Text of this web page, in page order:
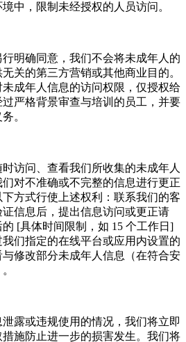
中，限制未经授权的人员访问。
明确同意，我们不会将未成年人的
关的第三方营销或其他商业目的。
成年人信息的访问权限，仅授权给
严格背景审查与培训的员工，并要
。
访问、查看我们所收集的未成年人
对不准确或不完整的信息进行更正
方式行使上述权利：联系我们的客
信息后，提出信息访问或更正请
[具体时间限制，如 15 个工作日]
们指定的在线平台或应用内设置的
修改部分未成年人信息（在符合安
露或违规使用的情况，我们将立即
施防止进一步的损害发生。我们将